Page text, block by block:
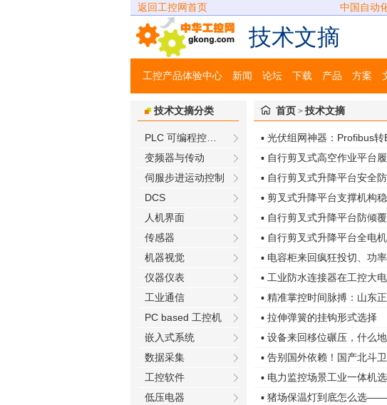
返回工控网首页 中国自动
技术文摘
工控产品体验中心 新闻 论坛 下载 产品 方案
技术文摘分类
变频器与传动
伺服步进运动控制
DCS
人机界面
传感器
机器视觉
仪器仪表
工业通信
PC based 工控机
嵌入式系统
数据采集
工控软件
低压电器
首页 >技术文摘
▪ 光伏组网神器：Profibus
▪ 自行剪叉式高空作业平台
▪ 自行剪叉式升降平台安全
▪ 剪叉式升降平台支撑机构
▪ 自行剪叉式升降平台防倾
▪ 自行剪叉式升降平台全电
▪ 电容柜来回疯狂投切、功
▪ 工业防水连接器在工控大
▪ 精准掌控时间脉搏：山东
▪ 拉伸弹簧的挂钩形式选择
▪ 设备来回移位碾压，什么
▪ 告别国外依赖！国产北斗
▪ 电力监控场景工业一体机
▪ 猪场保温灯到底怎么选